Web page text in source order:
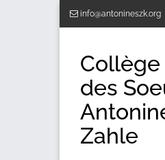
info@antonineszk.org
Collège
des
Zahle